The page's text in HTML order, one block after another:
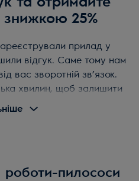
знижкою 25%
прилад у
відгук. Саме тому нам
вас зворотній зв’язок.
хвилин, щоб залишити
включно.
роботи-пилососи